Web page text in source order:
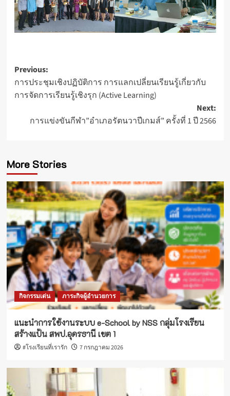
Post
navigation
Previous:
การประชุมเชิงปฏิบัติการ การแลกเปลี่ยนเรียนรู้เกี่ยวกับ
การจัดการเรียนรู้เชิงรุก (Active Learning)
Next:
การแข่งขันกีฬา”อำเภอรัตนวาปีเกมส์” ครั้งที่ 1 ปี 2566
More Stories
กิจกรรมเด่น ภาระกิจผู้อำนวยการ
แนะนำการใช้งานระบบ e-School by NSS กลุ่มโรงเรียน
สร้างแป้น สพป.อุดรธานี เขต 1
#โรงเรียนที่เรารัก 7 กรกฎาคม 2026